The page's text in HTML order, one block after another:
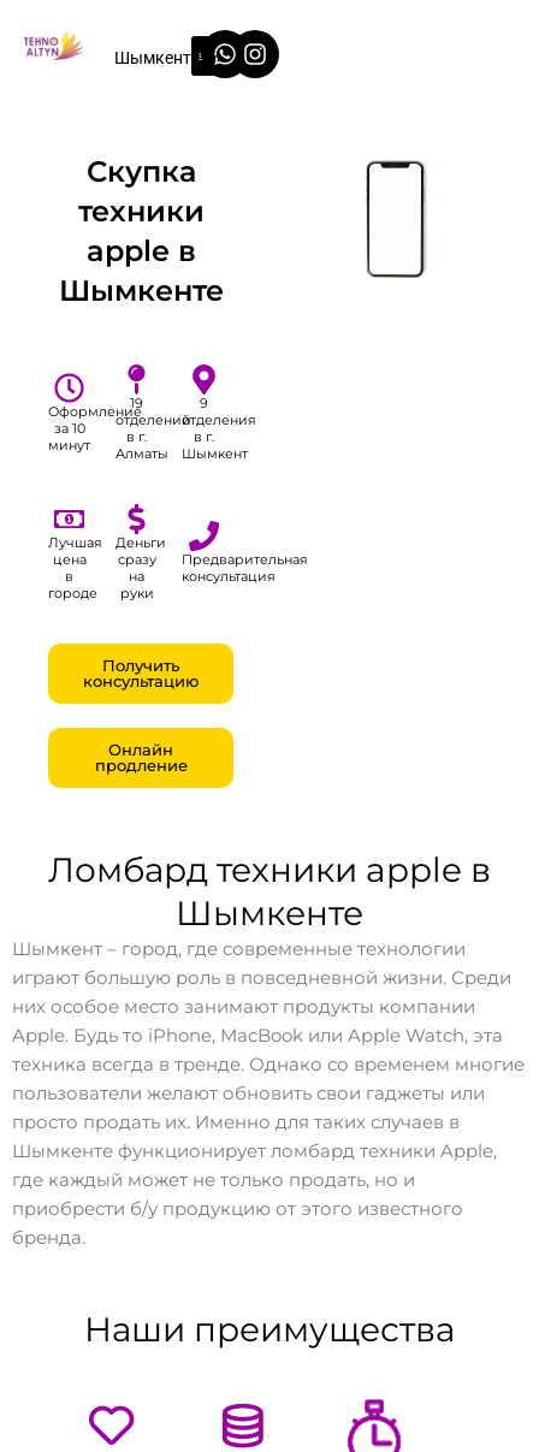
содержимому
Шымкент
Whatsapp
Instagram
Скупка
техники
apple в
Шымкенте
Оформление
за 10
минут
19
отделений
в г.
Алматы
9
отделения
в г.
Шымкент
Лучшая
цена
в
городе
Деньги
сразу
на
руки
Предварительная
консультация
Получить
консультацию
Онлайн
продление
Ломбард техники apple в
Шымкенте
Шымкент – город, где современные технологии
играют большую роль в повседневной жизни. Среди
них особое место занимают продукты компании
Apple. Будь то iPhone, MacBook или Apple Watch, эта
техника всегда в тренде. Однако со временем многие
пользователи желают обновить свои гаджеты или
просто продать их. Именно для таких случаев в
Шымкенте функционирует ломбард техники Apple,
где каждый может не только продать, но и
приобрести б/у продукцию от этого известного
бренда.
Наши преимущества